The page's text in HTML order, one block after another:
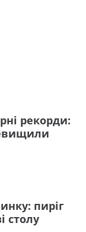
рекорди:
пиріг
столу